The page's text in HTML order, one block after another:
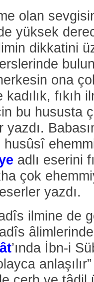
olan
yüksek
dikkatini
ona
fıkıh
bu hususta
husûsî
adlı eserini
çok
yazdı.
ilmine de
’ında İbn-i